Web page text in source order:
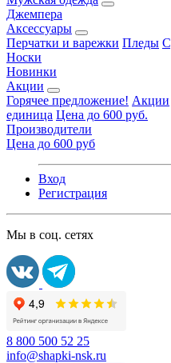
Джемпера
Аксессуары
Перчатки и варежки Пледы
Носки
Новинки
Акции
Горячее предложение! Акции
единица Цена до 600 руб.
Производители
Цена до 600 руб
Вход
Регистрация
Мы в соц. сетях
8 800 500 52 25
info@shapki-nsk.ru